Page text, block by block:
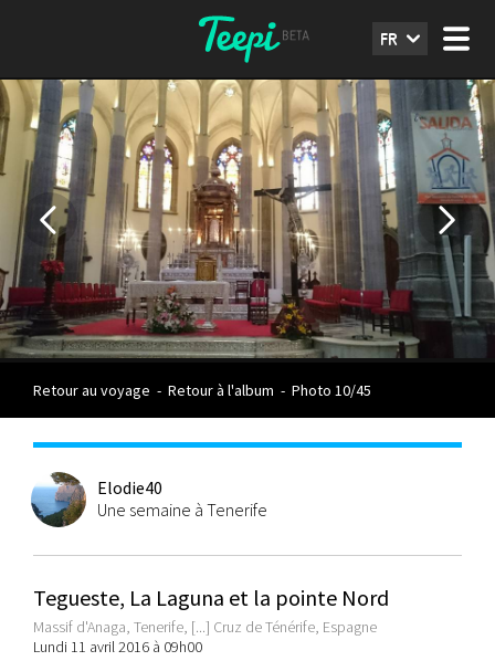
FR
Retour au voyage - Retour à l'album - Photo 10/45
Elodie40
Une semaine à Tenerife
Tegueste, La Laguna et la pointe Nord
Massif d'Anaga, Tenerife, [...] Cruz de Ténérife, Espagne
Lundi 11 avril 2016 à 09h00